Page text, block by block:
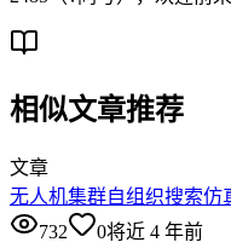
相似文章推荐
文章
无人机集群自组织搜索仿
732
0将近 4 年前